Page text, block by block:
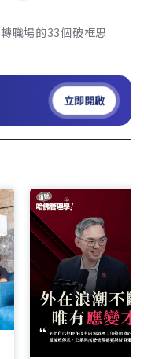
職場的33個破框思
立即開啟